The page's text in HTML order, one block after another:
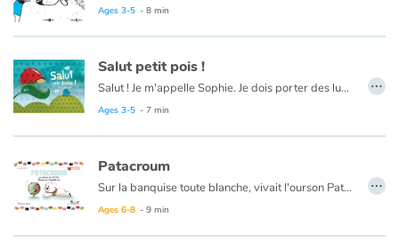
Ecology, nature, seasons
The animals
Around the world
Learning
Ages 3-5 - 8 min
Salut petit pois !
Salut ! Je m'appelle Sophie. Je dois porter des lunettes. Le médecin, un ophtalmologue, pour me convaincre m'a dit : " Sophie, maintenant tu pourras facilement compter les petits pois dans ton assiette, et tu verras que les points noirs qui bougent dans l'herbe, ce sont des fourmis." Alors, ce matin j'ai décidé de partir à la recherche de toutes les choses à points et à pois. Vous m'accompagnez ?
Ages 3-5 - 7 min
…
Patacroum
Sur la banquise toute blanche, vivait l'ourson Patacroum. Sans amis, le petit ours polaire se sentait un peu seul et s'ennuyait. "C'est parce qu'on est tout blancs, disait-il à sa maman. Personne ne nous voit, alors personne ne vient jouer avec moi !" Comment faire pour rendre au petit ourson sa joie de vivre ? Un voyage autour du monde haut en couleurs permettra-t-il d'égayer la vie de Patacroum ?
Ages 6-8 - 9 min
…